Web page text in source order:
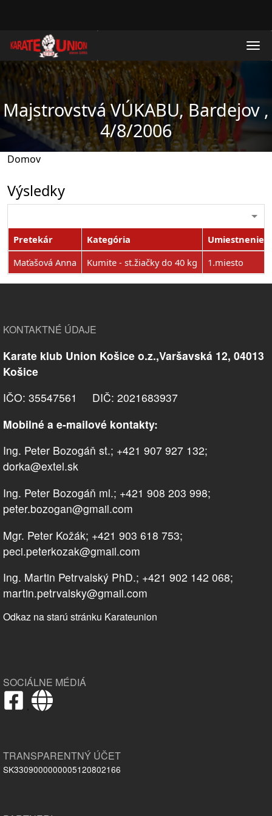
Majstrovstvá VÚKABU, Bardejov ,
4/8/2006
Domov
Výsledky
Pretekár Kategória
Umiestnenie
Maťašová Anna
Kumite - st.žiačky do 40 kg 1.miesto
KONTAKTNÉ ÚDAJE
Karate klub Union Košice o.z.,Varšavská 12, 04013
Košice
IČO: 35547561 DIČ: 2021683937
Mobilné a e-mailové kontakty:
Ing. Peter Bozogáň st.; +421 907 927 132;
dorka@extel.sk
Ing. Peter Bozogáň ml.; +421 908 203 998;
peter.bozogan@gmail.com
Mgr. Peter Kožák; +421 903 618 753;
peci.peterkozak@gmail.com
Ing. Martin Petrvalský PhD.; +421 902 142 068;
martin.petrvalsky@gmail.com
Odkaz na starú stránku Karateunion
SOCIÁLNE MÉDIÁ
,
TRANSPARENTNÝ ÚČET
SK3309000000005120802166